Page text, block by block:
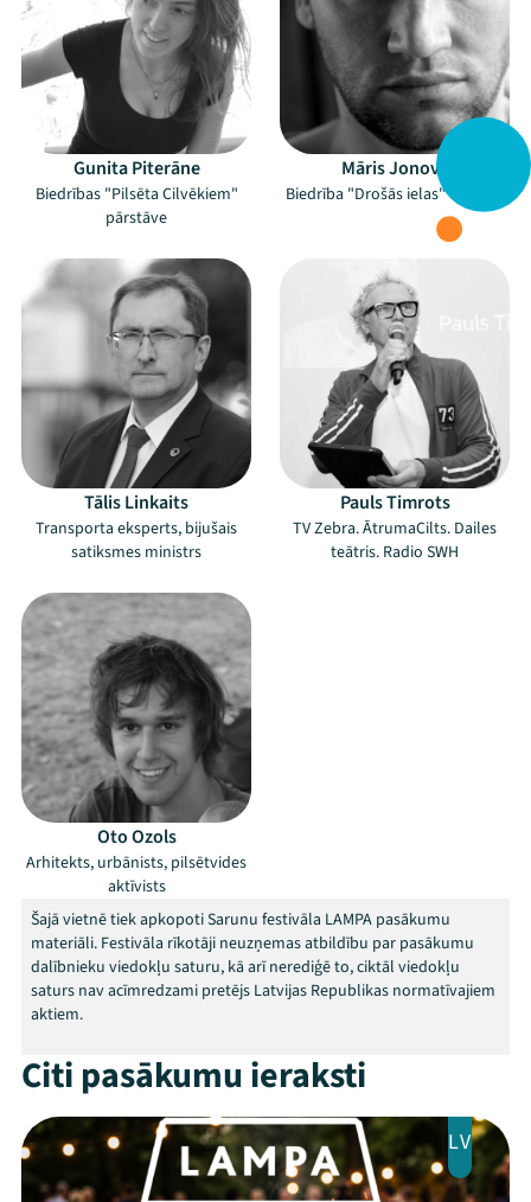
Mana programma
Festivāls
Programma
Arhīvs
Viņi bija LAMPĀ 2026
Jaunumi
Gunita Piterāne
Biedrības "Pilsēta Cilvēkiem"
pārstāve
Māris Jonovs
Biedrība "Drošās ielas" vadītājs
Tālis Linkaits
Transporta eksperts, bijušais
satiksmes ministrs
Pauls Timrots
TV Zebra. ĀtrumaCilts. Dailes
teātris. Radio SWH
Oto Ozols
Arhitekts, urbānists, pilsētvides
aktīvists
Šajā vietnē tiek apkopoti Sarunu festivāla LAMPA pasākumu
materiāli. Festivāla rīkotāji neuzņemas atbildību par pasākumu
dalībnieku viedokļu saturu, kā arī nerediģē to, ciktāl viedokļu
saturs nav acīmredzami pretējs Latvijas Republikas normatīvajiem
aktiem.
Citi pasākumu ieraksti
LV